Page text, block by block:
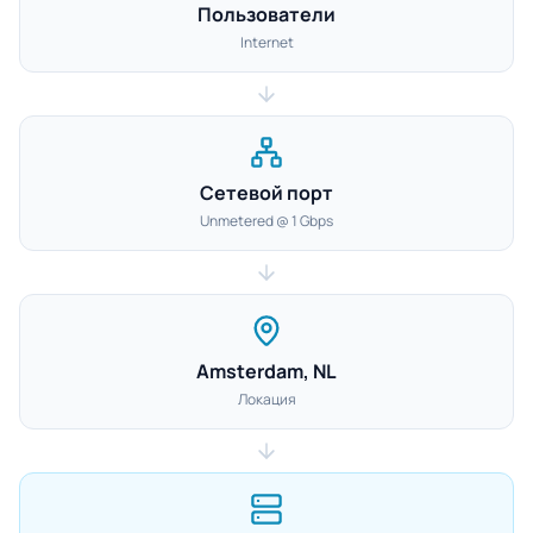
Пользователи
Internet
Сетевой порт
Unmetered @ 1 Gbps
Amsterdam, NL
Локация